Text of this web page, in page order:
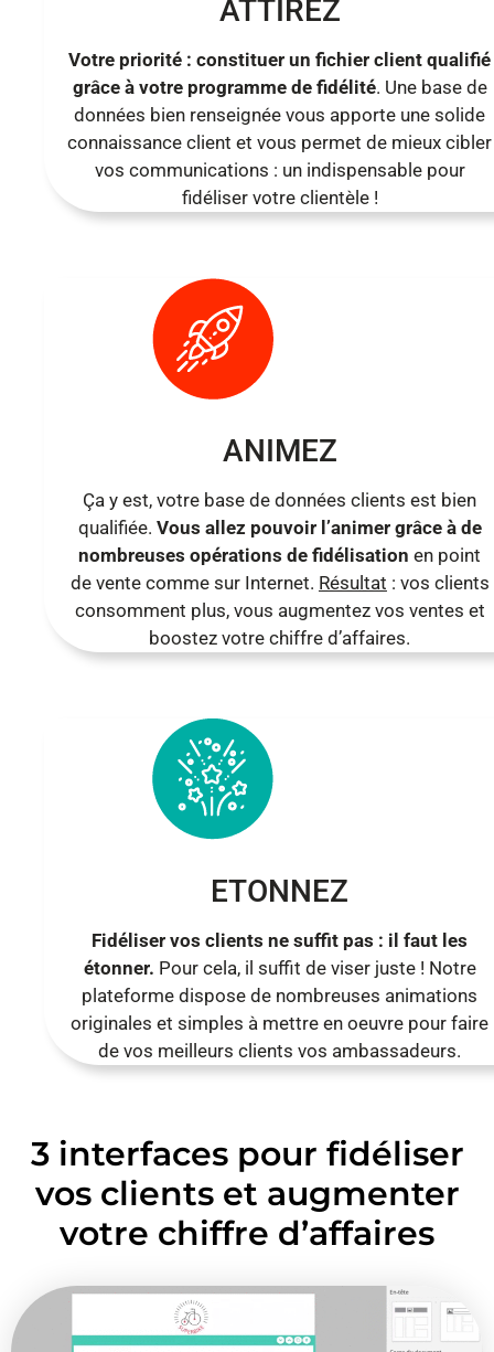
ATTIREZ
Votre priorité : constituer un fichier client qualifié
grâce à votre programme de fidélité. Une base de
données bien renseignée vous apporte une solide
connaissance client et vous permet de mieux cibler
vos communications : un indispensable pour
fidéliser votre clientèle !
ANIMEZ
Ça y est, votre base de données clients est bien
qualifiée. Vous allez pouvoir l’animer grâce à de
nombreuses opérations de fidélisationen point
de vente comme sur Internet. Résultat : vos clients
consomment plus, vous augmentez vos ventes et
boostez votre chiffre d’affaires.
ETONNEZ
Fidéliser vos clients ne suffit pas : il faut les
étonner. Pour cela, il suffit de viser juste ! Notre
plateforme dispose de nombreuses animations
originales et simples à mettre en oeuvre pour faire
de vos meilleurs clients vos ambassadeurs.
3 interfaces pour fidéliser
vos clients et augmenter
votre chiffre d’affaires